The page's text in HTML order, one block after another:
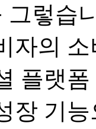
그렇습
자의
플랫
장 기